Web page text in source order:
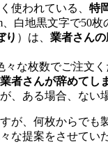
使われている、 特
白地黒文字で50枚
り ）は、 業者さん
な枚数でご注文く
業者さんが辞めてし
、ある場合、ない
が、何枚からでも
な提案をさせてい